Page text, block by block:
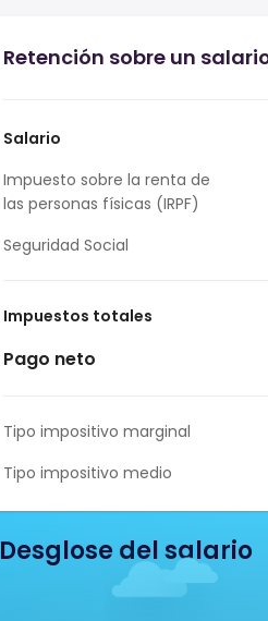
Retención sobre un
Salario
Impuesto sobre la renta de
las personas físicas (IRPF)
Seguridad Social
Impuestos totales
Pago neto
Tipo impositivo marginal
Tipo impositivo medio
Desglose del salario